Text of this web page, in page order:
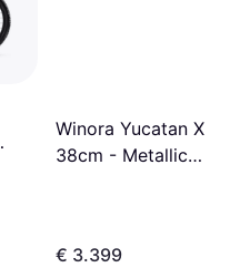
Winora Yucatan X12
38cm - Metallic
€ 3.399